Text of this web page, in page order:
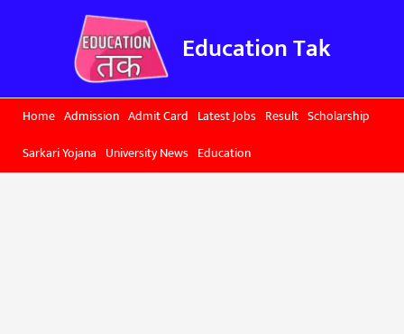
Education Tak
Home Admission Admit Card Latest Jobs Result Scholarship
Sarkari Yojana University News Education